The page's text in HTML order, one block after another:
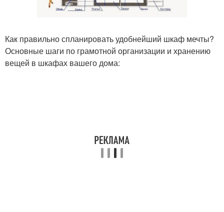
Как правильно спланировать удобнейший шкаф мечты?
Основные шаги по грамотной организации и хранению
вещей в шкафах вашего дома: